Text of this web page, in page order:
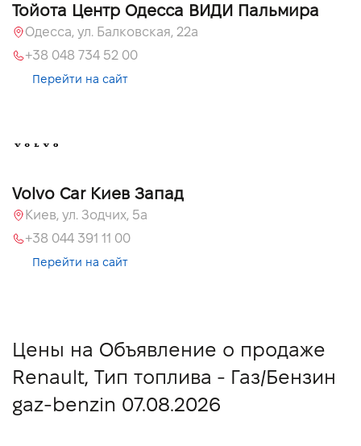
Тойота Центр Одесса ВИДИ Пальмира
Одесса, ул. Балковская, 22а
+38 048 734 52 00
Перейти на сайт
Volvo Car Киев Запад
Киев, ул. Зодчих, 5а
+38 044 391 11 00
Перейти на сайт
Цены на Объявление о продаже
Renault, Тип топлива - Газ/Бензин
gaz-benzin 07.08.2026